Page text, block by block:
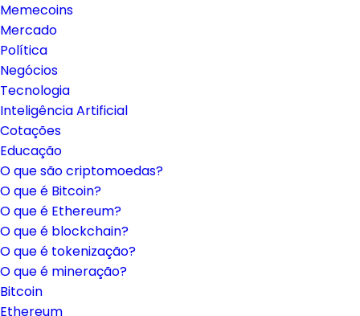
Memecoins
Mercado
Política
Negócios
Tecnologia
Inteligência Artificial
Cotações
Educação
O que são criptomoedas?
O que é Bitcoin?
O que é Ethereum?
O que é blockchain?
O que é tokenização?
O que é mineração?
Bitcoin
Ethereum